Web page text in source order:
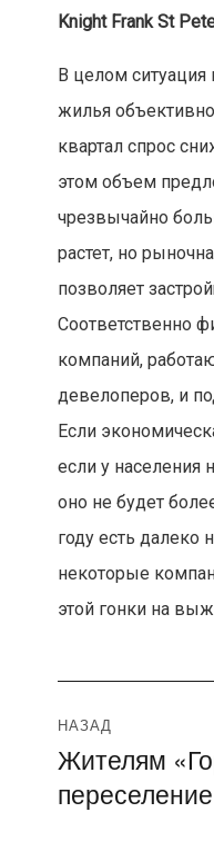
Knight Frank St
В целом
жилья
квартал спрос
этом объем
чрезвычайно
растет, но
позволяет
Соответственно
компаний,
девелоперов, и
Если
если у населения
оно не будет
году есть далеко
некоторые
этой гонки на
Навигация
по
записям
НАЗАД
Предыдущая
запись:
Жителям
переселение